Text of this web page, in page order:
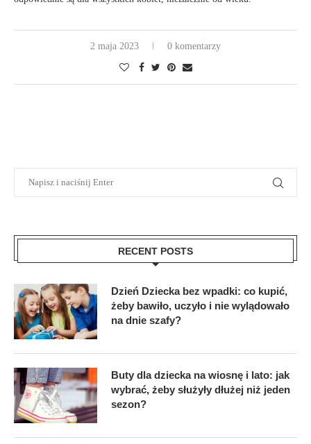
2 maja 2023 0 komentarzy
RECENT POSTS
Dzień Dziecka bez wpadki: co kupić,
żeby bawiło, uczyło i nie wylądowało
na dnie szafy?
Buty dla dziecka na wiosnę i lato: jak
wybrać, żeby służyły dłużej niż jeden
sezon?